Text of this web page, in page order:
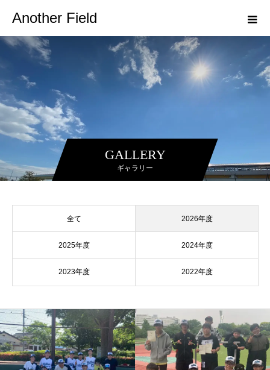
Another Field
GALLERY
ギャラリー
全て 2026年度
2025年度 2024年度
2023年度 2022年度